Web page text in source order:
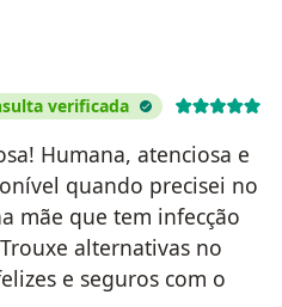
verificada
Humana, atenciosa e
quando precisei no
mãe que tem infecção
alternativas no
e seguros com o